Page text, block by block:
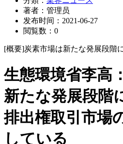
著者： 管理员
发布时间： 2021-06-27
閲覧数： 0
[概要]炭素市場は新たな発展段階
生態環境省李高
新たな発展段階
排出権取引市場
している